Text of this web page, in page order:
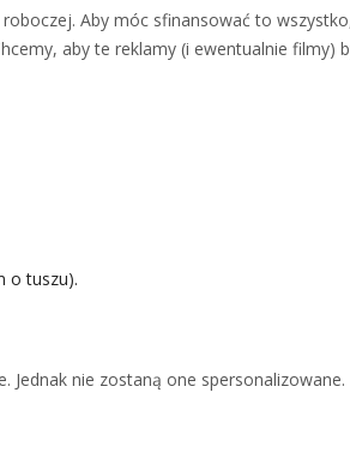
Aby móc sfinansować to
aby te reklamy (i ewentualnie filmy)
o tuszu).
Jednak nie zostaną one spersonalizowane.